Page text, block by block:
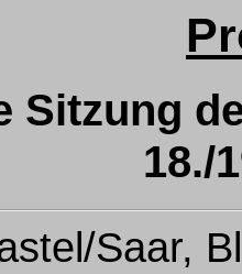
Sitzung
18./
Saar,